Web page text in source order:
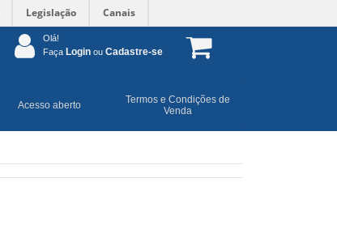
Legislação Canais
Olá!
Faça Login ou Cadastre-se
Acesso aberto
Termos e Condições de
Venda